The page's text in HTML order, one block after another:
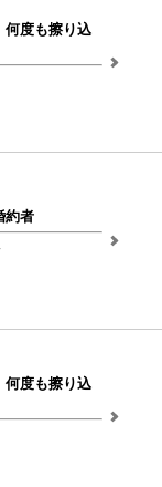
何度も擦り込
約者
何度も擦り込